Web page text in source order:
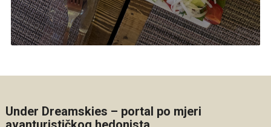
Under Dreamskies – portal po mjeri